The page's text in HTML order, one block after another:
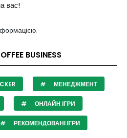
вас!
BUSINESS
МЕНЕДЖМЕНТ
ОНЛАЙН ІГРИ
РЕКОМЕНДОВАНІ ІГРИ